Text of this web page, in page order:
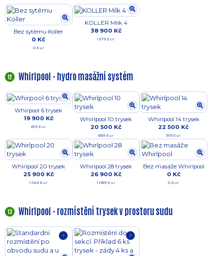
Bez sytému Koller
0 Kč
0 Eur
KOLLER Milk 4
38 900 Kč
1 579 Eur
12 Whirlpool - hydro masážní systém
Whirpool 6 trysek
19 900 Kč
819 Eur
Whirlpool 10 trysek
20 500 Kč
839 Eur
Whirlpool 14 trysek
22 500 Kč
919 Eur
Whirlpool 20 trysek
25 900 Kč
1 049 Eur
Whirlpool 28 trysek
26 900 Kč
1 089 Eur
Bez masáže Whirlpool
0 Kč
0 Eur
13 Whirlpool - rozmístění trysek v prostoru sudu
? ?